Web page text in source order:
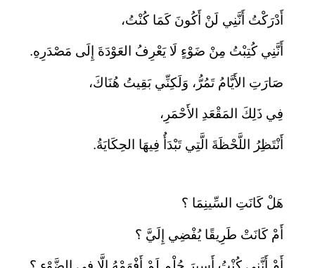
أَدْرَكْتُ أَنَّنِي لَنْ أَكُونَ كَمَا كُنْتُ،
أَنَّنِي كُتِبْتُ مِنْ ضَوْءٍ لَا يَعْرِفُ العَوْدَةَ إِلَى مَصْدَرِهِ.
صَارَتِ الأَيَّامُ تَمُرُّ، وَلَكِنِّي بَقِيتُ هُنَاكَ،
فِي ذَلِكَ المَقْعَدِ الأَحْمَرِ،
أَنْتَظِرُ اللَّحْظَةَ الَّتِي تَبْدَأُ فِيهَا الحِكَايَةُ.
هَلْ كَانَتِ السِّينِمَا ؟
أَمْ كَانَتْ طَرِيقًا يُفْضِي إِلَيَّ ؟